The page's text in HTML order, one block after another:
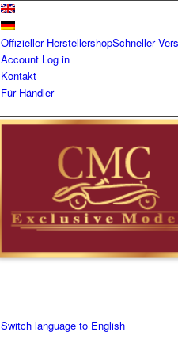
Offizieller HerstellershopSchneller
Account Log in
Kontakt
Für Händler
Switch language to English